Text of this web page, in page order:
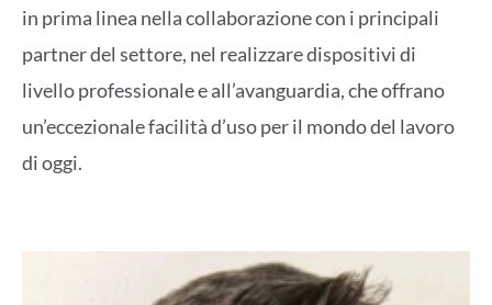
in prima linea nella collaborazione con i principali
partner del settore, nel realizzare dispositivi di
livello professionale e all’avanguardia, che offrano
un’eccezionale facilità d’uso per il mondo del lavoro
di oggi.